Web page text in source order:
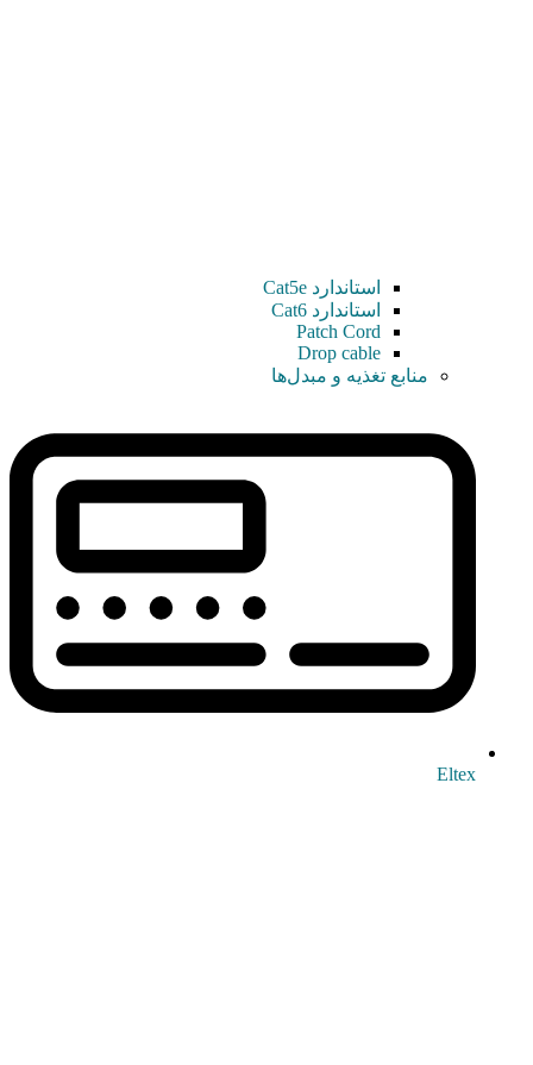
استاندارد Cat5e
استاندارد Cat6
Patch Cord
Drop cable
منابع تغذیه و مبدل‌ها
Eltex